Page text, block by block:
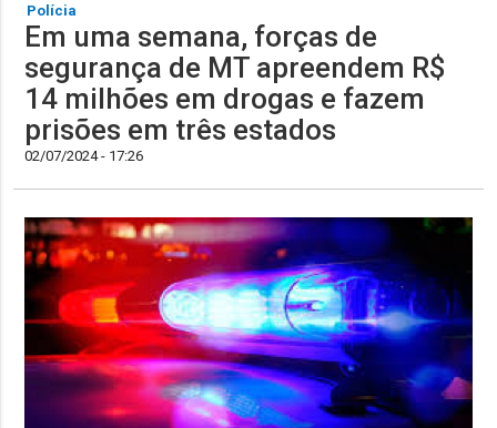
Polícia
Em uma semana, forças de
segurança de MT apreendem R$
14 milhões em drogas e fazem
prisões em três estados
02/07/2024 - 17:26